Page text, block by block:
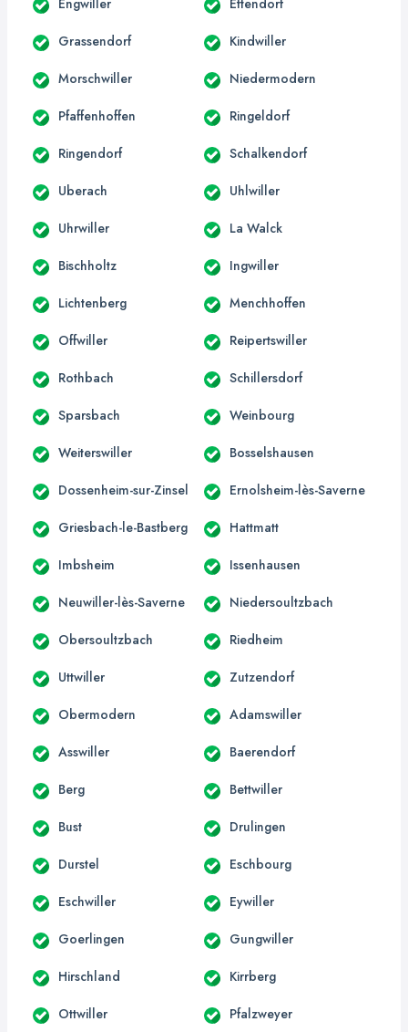
Grassendorf Kindwiller
Morschwiller Niedermodern
Pfaffenhoffen Ringeldorf
Ringendorf Schalkendorf
Uberach Uhlwiller
Uhrwiller La Walck
Bischholtz Ingwiller
Lichtenberg Menchhoffen
Offwiller Reipertswiller
Rothbach Schillersdorf
Sparsbach Weinbourg
Weiterswiller Bosselshausen
Dossenheim-sur-Zinsel Ernolsheim-lès-Saverne
Griesbach-le-Bastberg Hattmatt
Imbsheim Issenhausen
Neuwiller-lès-Saverne Niedersoultzbach
Obersoultzbach Riedheim
Uttwiller Zutzendorf
Obermodern Adamswiller
Asswiller Baerendorf
Berg Bettwiller
Bust Drulingen
Durstel Eschbourg
Eschwiller Eywiller
Goerlingen Gungwiller
Hirschland Kirrberg
Ottwiller Pfalzweyer